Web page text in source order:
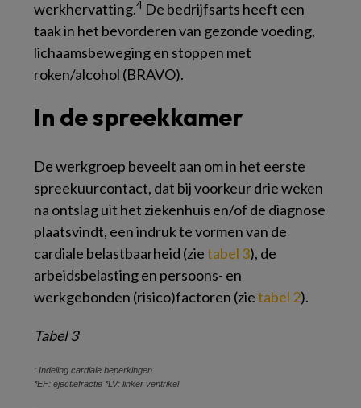
werkhervatting.4 De bedrijfsarts heeft een
taak in het bevorderen van gezonde voeding,
lichaamsbeweging en stoppen met
roken/alcohol (BRAVO).
In de spreekkamer
De werkgroep beveelt aan om in het eerste
spreekuurcontact, dat bij voorkeur drie weken
na ontslag uit het ziekenhuis en/of de diagnose
plaatsvindt, een indruk te vormen van de
cardiale belastbaarheid (zietabel 3), de
arbeidsbelasting en persoons- en
werkgebonden (risico)factoren (zietabel 2).
Tabel 3
: Indeling cardiale beperkingen.
*EF: ejectiefractie *LV: linker ventrikel